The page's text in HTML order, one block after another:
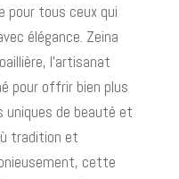
pour tous ceux qui
élégance. Zeina
l’artisanat
pour offrir bien plus
uniques de beauté et
tradition et
cette